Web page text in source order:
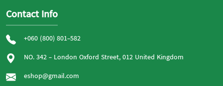
Contact Info
+060 (800) 801-582
NO. 342 - London Oxford Street, 012 United Kingdom
eshop@gmail.com